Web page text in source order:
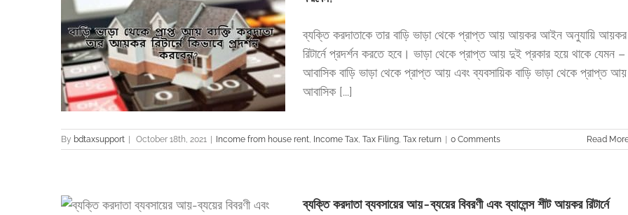
ব্যক্তি করদাতাকে তার বাড়ি ভাড়া থেকে প্রাপ্ত আয় আয়কর আইন অনুযায়ি আয়কর
রিটার্নে প্রদর্শন করতে হবে। ভাড়া থেকে প্রাপ্ত আয় দুই প্রকার হয়ে থাকে যেমন –
আবাসিক বাড়ি ভাড়া থেকে প্রাপ্ত আয় এবং ব্যবসায়িক বাড়ি ভাড়া থেকে প্রাপ্ত
আবাসিক [...]
By bdtaxsupport October 18th, 2021 Income from house rent, Income Tax, Tax Filing, Tax return 0 Comments Read
ব্যক্তি করদাতা ব্যবসায়ের আয়-ব্যয়ের বিবরণী এবং ব্যালেন্স শীট আয়কর রিটার্নে